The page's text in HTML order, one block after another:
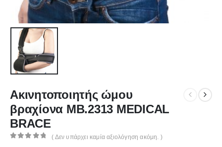
Ακινητοποιητής ώμου
βραχίονα ΜΒ.2313 MEDICAL
BRACE
( Δεν υπάρχει καμία αξιολόγηση ακόμη. )